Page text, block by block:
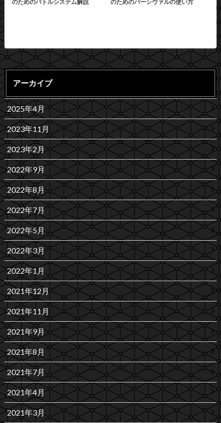
のためのバトルシステム解説 のためのパーシヴァルの使い方
アーカイブ
2025年4月
2023年11月
2023年2月
2022年9月
2022年8月
2022年7月
2022年5月
2022年3月
2022年1月
2021年12月
2021年11月
2021年9月
2021年8月
2021年7月
2021年4月
2021年3月